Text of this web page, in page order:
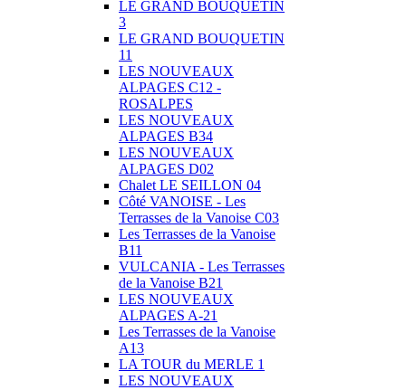
LE GRAND BOUQUETIN
3
LE GRAND BOUQUETIN
11
LES NOUVEAUX
ALPAGES C12 -
ROSALPES
LES NOUVEAUX
ALPAGES B34
LES NOUVEAUX
ALPAGES D02
Chalet LE SEILLON 04
Côté VANOISE - Les
Terrasses de la Vanoise C03
Les Terrasses de la Vanoise
B11
VULCANIA - Les Terrasses
de la Vanoise B21
LES NOUVEAUX
ALPAGES A-21
Les Terrasses de la Vanoise
A13
LA TOUR du MERLE 1
LES NOUVEAUX